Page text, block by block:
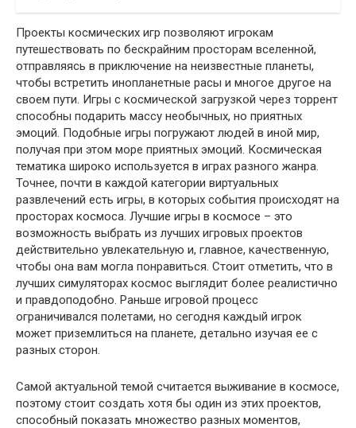
Проекты космических игр позволяют игрокам
путешествовать по бескрайним просторам вселенной,
отправляясь в приключение на неизвестные планеты,
чтобы встретить инопланетные расы и многое другое на
своем пути. Игры с космической загрузкой через торрент
способны подарить массу необычных, но приятных
эмоций. Подобные игры погружают людей в иной мир,
получая при этом море приятных эмоций. Космическая
тематика широко используется в играх разного жанра.
Точнее, почти в каждой категории виртуальных
развлечений есть игры, в которых события происходят на
просторах космоса. Лучшие игры в космосе – это
возможность выбрать из лучших игровых проектов
действительно увлекательную и, главное, качественную,
чтобы она вам могла понравиться. Стоит отметить, что в
лучших симуляторах космос выглядит более реалистично
и правдоподобно. Раньше игровой процесс
ограничивался полетами, но сегодня каждый игрок
может приземлиться на планете, детально изучая ее с
разных сторон.
Самой актуальной темой считается выживание в космосе,
поэтому стоит создать хотя бы один из этих проектов,
способный показать множество разных моментов,